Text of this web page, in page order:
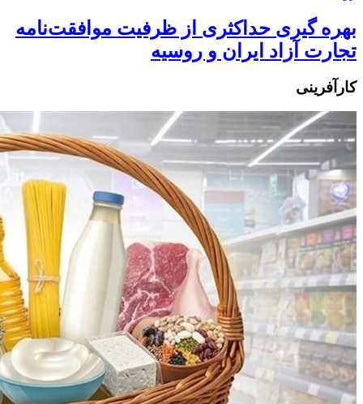
بهره گیری حداکثری از ظرفیت موافقت‌نامه
تجارت آزاد ایران و روسیه
کارآفرینی